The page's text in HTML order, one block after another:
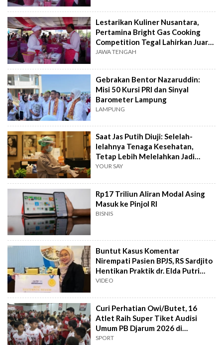
Lestarikan Kuliner Nusantara,
Pertamina Bright Gas Cooking
Competition Tegal Lahirkan Juara
Baru
JAWA TENGAH
Gebrakan Bentor Nazaruddin:
Misi 50 Kursi PRI dan Sinyal
Barometer Lampung
LAMPUNG
Saat Jas Putih Diuji: Selelah-
lelahnya Tenaga Kesehatan,
Tetap Lebih Melelahkan Jadi
Pasien
YOUR SAY
Rp17 Triliun Aliran Modal Asing
Masuk ke Pinjol RI
BISNIS
Buntut Kasus Komentar
Nirempati Pasien BPJS, RS Sardjito
Hentikan Praktik dr. Elda Putri
Rahard
VIDEO
Curi Perhatian Owi/Butet, 16
Atlet Raih Super Tiket Audisi
Umum PB Djarum 2026 di
Makassar
SPORT